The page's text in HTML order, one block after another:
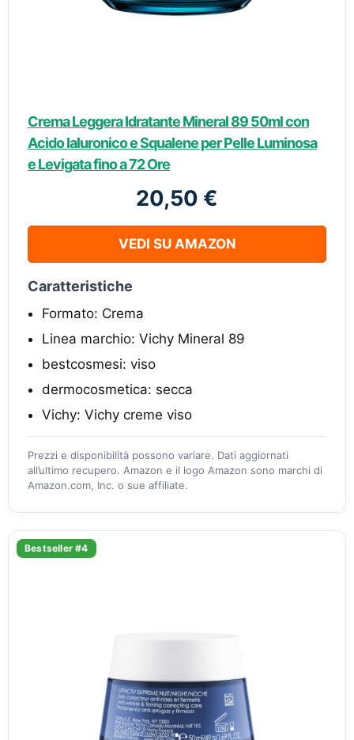
Crema Leggera Idratante Mineral 89 50ml con
Acido Ialuronico e Squalene per Pelle Luminosa
e Levigata fino a 72 Ore
20,50 €
VEDI SU AMAZON
Caratteristiche
Formato: Crema
Linea marchio: Vichy Mineral 89
bestcosmesi: viso
dermocosmetica: secca
Vichy: Vichy creme viso
Prezzi e disponibilità possono variare. Dati aggiornati
all’ultimo recupero. Amazon e il logo Amazon sono marchi di
Amazon.com, Inc. o sue affiliate.
Bestseller #4